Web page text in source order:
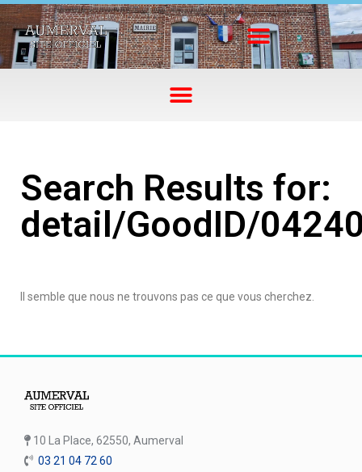
Search Results for:
detail/GoodID/
Il semble que nous ne trouvons pas ce que vous cherchez.
10 La Place, 62550, Aumerval
03 21 04 72 60